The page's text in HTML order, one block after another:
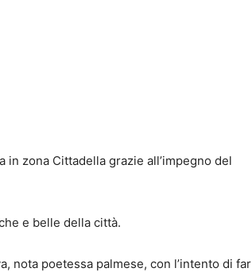
zona Cittadella grazie all’impegno del
e belle della città.
nota poetessa palmese, con l’intento di far